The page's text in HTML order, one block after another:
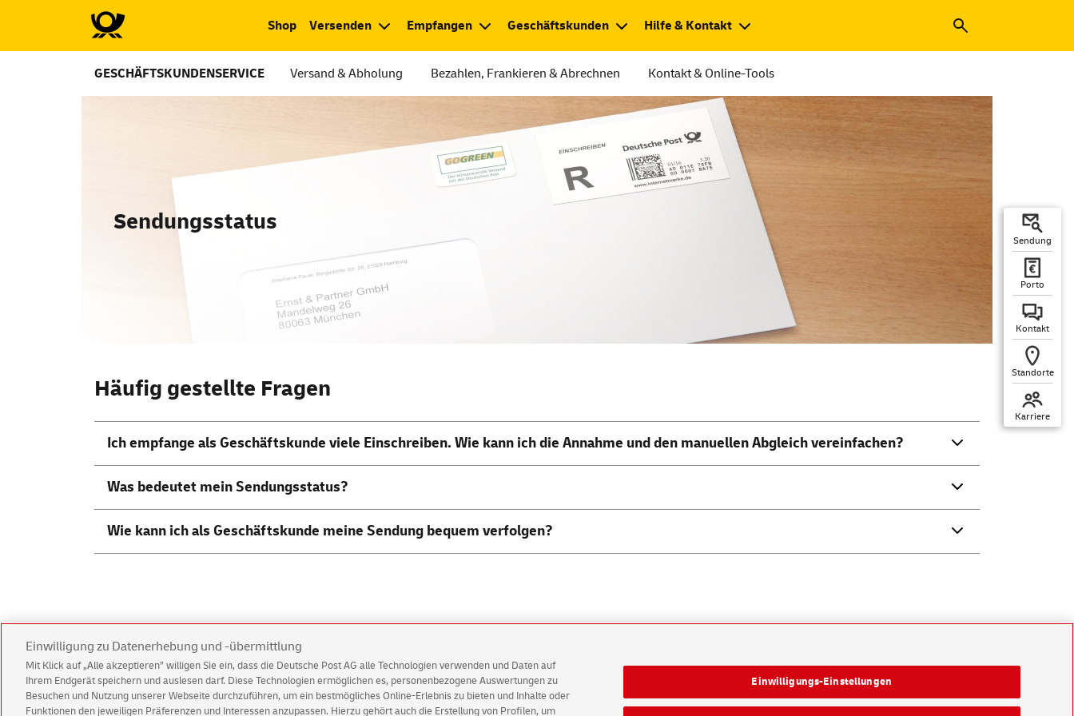
Shop Versenden Empfangen Geschäftskunden Hilfe & Kontakt
GESCHÄFTSKUNDENSERVICE Versand & Abholung Bezahlen, Frankieren & Abrechnen Kontakt & Online-Tools
Sendung
Porto
Kontakt
Standorte
Karriere
Sendungsstatus
Häufig gestellte Fragen
Ich empfange als Geschäftskunde viele Einschreiben. Wie kann ich die Annahme und den manuellen Abgleich vereinfachen?
Was bedeutet mein Sendungsstatus?
Wie kann ich als Geschäftskunde meine Sendung bequem verfolgen?
Zurück zur Themenübersicht
Impressum Rechtliche Hinweise Datenschutz Barrierefreiheit Einwilligungs-Einstellungen
Konzern Karriere Presse Investoren
Einwilligung zu Datenerhebung und -übermittlung
Mit Klick auf „Alle akzeptieren” willigen Sie ein, dass die Deutsche Post AG alle Technologien verwenden und Daten auf
Ihrem Endgerät speichern und auslesen darf. Diese Technologien ermöglichen es, personenbezogene Auswertungen zu
Besuchen und Nutzung unserer Webseite durchzuführen, um ein bestmögliches Online-Erlebnis zu bieten und Inhalte oder
Funktionen den jeweiligen Präferenzen und Interessen anzupassen. Hierzu gehört auch die Erstellung von Profilen, um
Einwilligungs-Einstellungen